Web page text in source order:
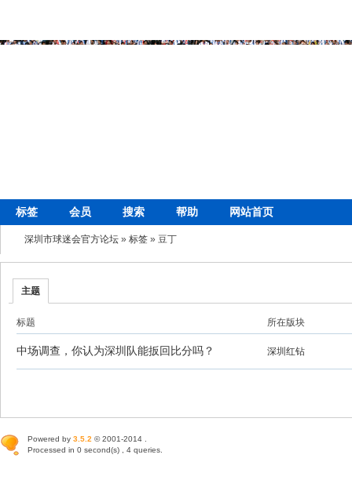
标签 会员 搜索 帮助 网站首页
深圳市球迷会官方论坛 » 标签 » 豆丁
主题
标题 所在版块
中场调查，你认为深圳队能扳回比分吗？ 深圳红钻
Powered by 3.5.2 © 2001-2014 .
Processed in 0 second(s) , 4 queries.